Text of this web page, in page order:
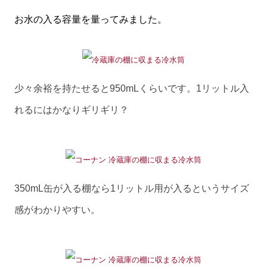
お水の入る容量を量ってみました。
少々余裕を持たせると950mLくらいです。1リットル入
れるにはかなりギリギリ？
350mL缶が入る棚なら1リットル用が入るというサイズ
感がわかりやすい。